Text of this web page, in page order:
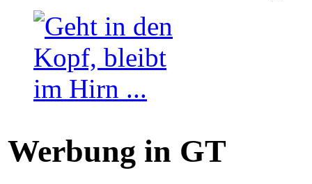
Werbung in GT